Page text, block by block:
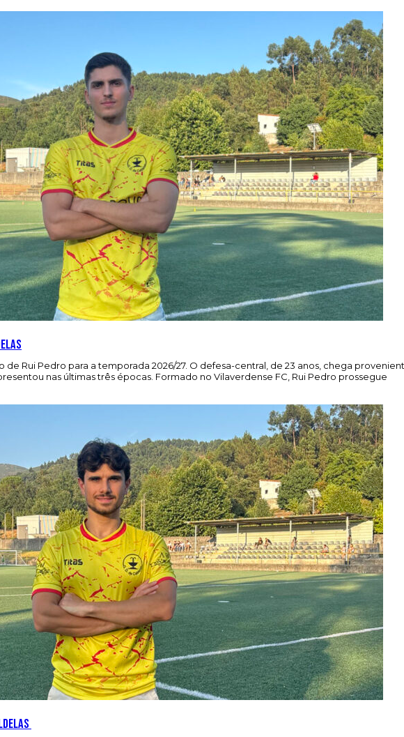
de Rui Pedro para a temporada 2026/27. O defesa-central, de 23 anos, chega
nas últimas três épocas. Formado no Vilaverdense FC, Rui Pedro prossegue